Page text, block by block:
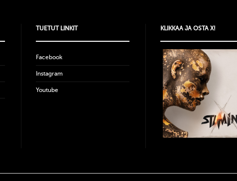
TUETUT LINKIT
Facebook
Instagram
Youtube
KLIKKAA JA OSTA X!